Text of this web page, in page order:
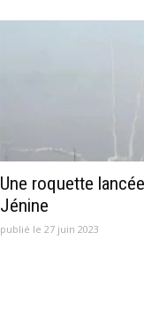
Une roquette
Jénine
publié le 27 juin 2023